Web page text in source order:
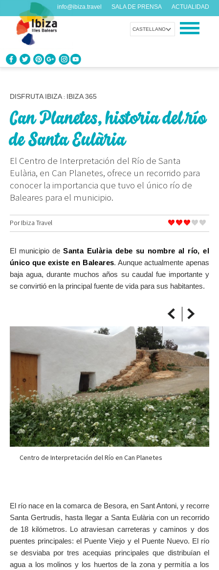
CASTELLANO
info@ibiza.travel SALA DE PRENSA ACTUALIDAD
DISFRUTA IBIZA
Cada día algo nuevo
ORGANIZA TU VIAJE
Datos prácticos antes de visitarnos
DISFRUTA IBIZA : IBIZA 365
Can Planetes, historia del río
de Santa Eulària
El Centro de Interpretación del Río de Santa
Eulària, en Can Planetes, ofrece un recorrido para
conocer la importancia que tuvo el único río de
Baleares para el municipio.
PorIbiza Travel
El municipio deSanta Eulària debe su nombre al río, el
único que existe en Baleares. Aunque actualmente apenas
baja agua, durante muchos años su caudal fue importante y
se convirtió en la principal fuente de vida para sus habitantes.
Centro de Interpretación del Río en Can Planetes
El río nace en la comarca de Besora, en Sant Antoni, y recorre
Santa Gertrudis, hasta llegar a Santa Eulària con un recorrido
de 18 kilómetros. Lo atraviesan carreteras y caminos y dos
puentes principales: el Puente Viejo y el Puente Nuevo. El río
se desviaba por tres acequias principales que distribuían el
agua a los molinos y los huertos de la zona y permitía a los